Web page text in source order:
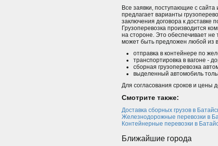
Все заявки, поступающие с
предлагает варианты
заключения договора к доставке
Грузоперевозка производится
на стороне. Это обеспечивает не
может быть предложен любой из
отправка в контейнере по
транспортировка в вагоне -
сборная грузоперевозка
выделенный автомобиль
Для согласования сроков и цены
Смотрите также:
Доставка сборных грузов в
Железнодорожные перевозки в
Контейнерные перевозки в
Ближайшие города